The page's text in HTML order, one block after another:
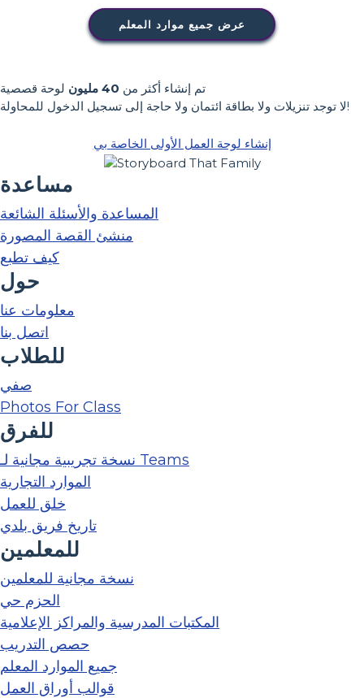
عرض جميع موارد المعلم
تم إنشاء أكثر من 40 مليون
لوحة قصصية
لا توجد تنزيلات ولا بطاقة ائتمان ولا حاجة إلى تسجيل الدخول للمحاولة!
إنشاء لوحة العمل الأولى الخاصة بي
مساعدة
المساعدة والأسئلة الشائعة
منشئ القصة المصورة
كيف تطبع
حول
معلومات عنا
اتصل بنا
للطلاب
صفي
Photos For Class
للفرق
نسخة تجريبية مجانية لـ Teams
الموارد التجارية
خلق للعمل
تاريخ فريق بلدي
للمعلمين
نسخة مجانية للمعلمين
الحزم حي
المكتبات المدرسية والمراكز الإعلامية
حصص التدريب
جميع الموارد المعلم
قوالب أوراق العمل